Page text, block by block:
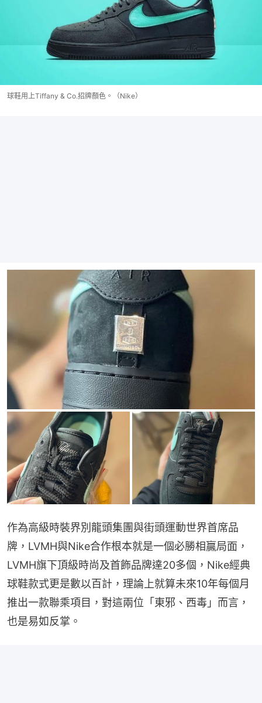
球鞋用上Tiffany & Co.招牌顏色。（Nike）
作為高級時裝界別龍頭集團與街頭運動世界首席品
牌，LVMH與Nike合作根本就是一個必勝相贏局面，
LVMH旗下頂級時尚及首飾品牌達20多個，Nike經典
球鞋款式更是數以百計，理論上就算未來10年每個月
推出一款聯乘項目，對這兩位「東邪、西毒」而言，
也是易如反掌。